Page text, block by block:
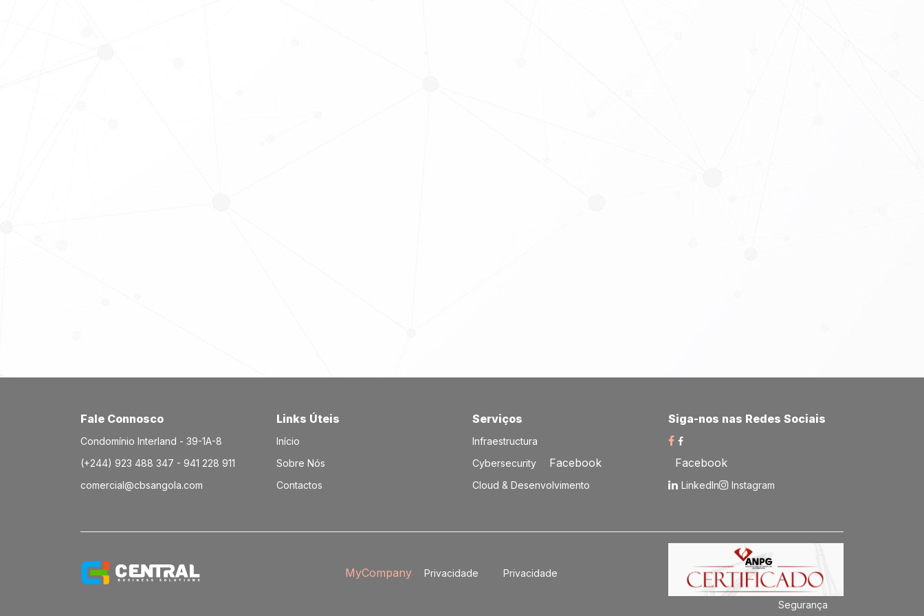
Fale Connosco
Condomínio Interland - 39-1A-8
(+244) 923 488 347 - 941 228 911
comercial@cbsangola.com
Links Úteis
Início
Sobre Nós
Contactos
Serviços​
Infraestructura
Cybersecurity
Facebook
Cloud & Desenvolvimento
Siga-nos nas Redes Sociais​
Facebook
LinkedIn Instagram
MyCompany Privacidade Privacidade
Segurança